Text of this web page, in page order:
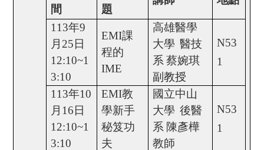
間
題
113年9
月 25 日
12:10~1
3:10
EMI課
程的
IME
高雄醫學
大學 醫技
系 蔡婉琪
副教授
N53
1
113年10
月 16 日
12:10~1
3:10
EMI教
學新手
秘笈功
夫
國立中山
大學 後醫
系 陳彥樺
教師
N53
1